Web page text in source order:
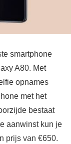
smartphone
A80. Met
opnames
met het
bestaat
aanwinst kun je
prijs van €650.